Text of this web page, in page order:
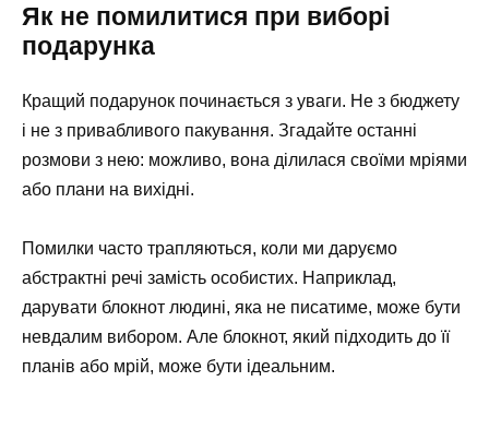
Як не помилитися при виборі
подарунка
Кращий подарунок починається з уваги. Не з бюджету
і не з привабливого пакування. Згадайте останні
розмови з нею: можливо, вона ділилася своїми мріями
або плани на вихідні.
Помилки часто трапляються, коли ми даруємо
абстрактні речі замість особистих. Наприклад,
дарувати блокнот людині, яка не писатиме, може бути
невдалим вибором. Але блокнот, який підходить до її
планів або мрій, може бути ідеальним.